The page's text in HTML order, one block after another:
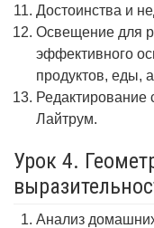
Достоинства и
Освещение для
эффективного
продуктов, еды,
Редактирование
Лайтрум.
Урок 4.
Анализ